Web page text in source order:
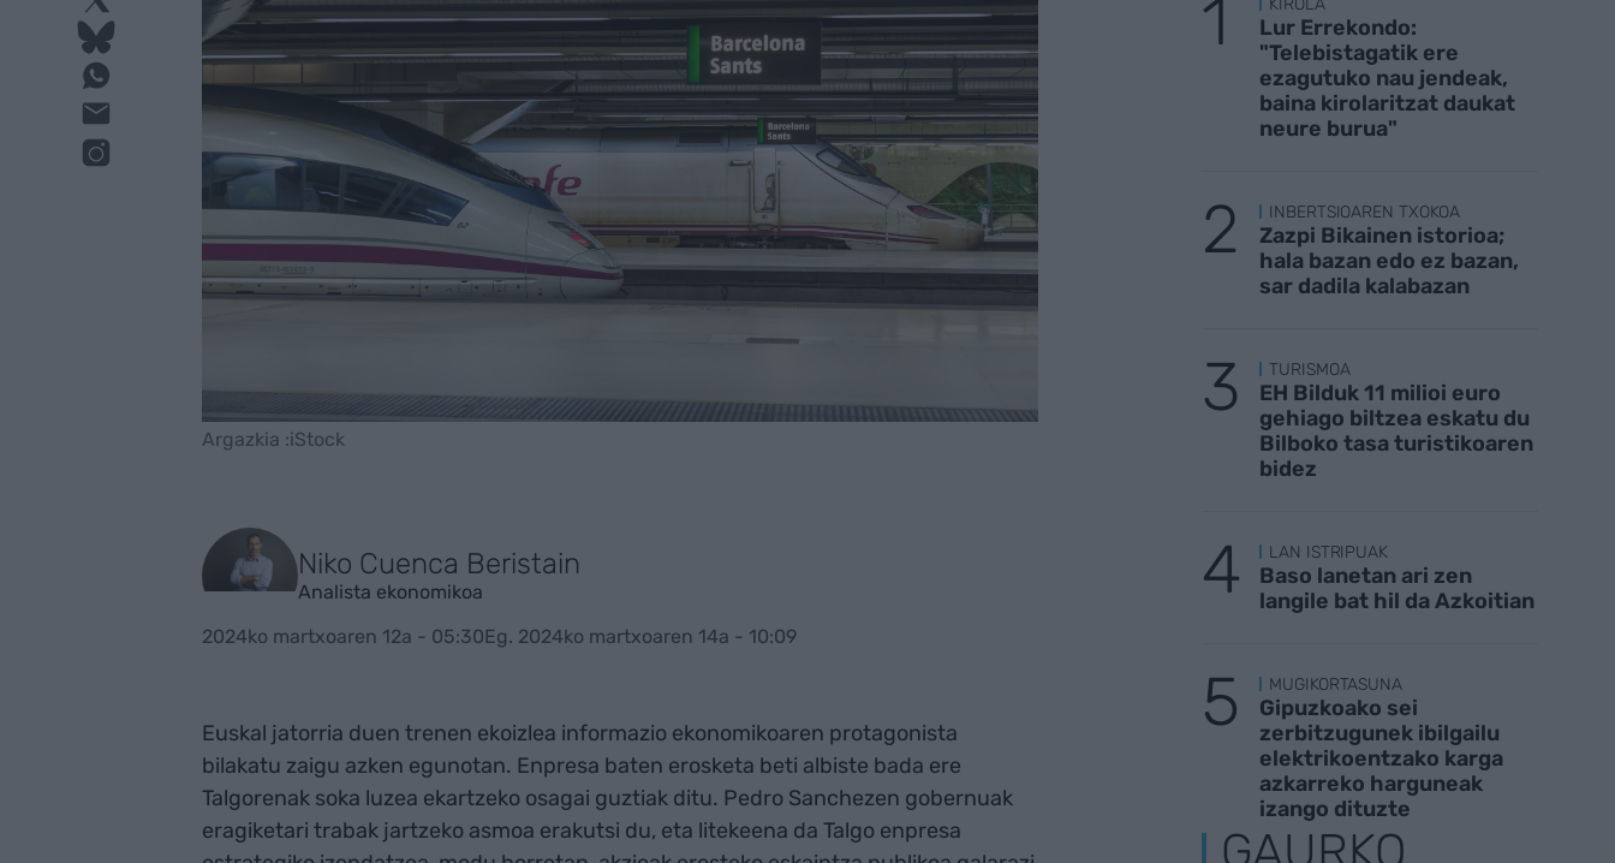
Argazkia :iStock
Niko Cuenca Beristain
Analista ekonomikoa
2024ko martxoaren 12a - 05:30Eg. 2024ko martxoaren 14a - 10:09
Euskal jatorria duen trenen ekoizlea informazio ekonomikoaren protagonista
bilakatu zaigu azken egunotan. Enpresa baten erosketa beti albiste bada ere
Talgorenak soka luzea ekartzeko osagai guztiak ditu. Pedro Sanchezen gobernuak
eragiketari trabak jartzeko asmoa erakutsi du, eta litekeena da Talgo enpresa
KIROLA
Lur Errekondo:
"Telebistagatik ere
ezagutuko nau jendeak,
baina kirolaritzat daukat
neure burua"
INBERTSIOAREN TXOKOA
Zazpi Bikainen istorioa;
hala bazan edo ez bazan,
sar dadila kalabazan
TURISMOA
EH Bilduk 11 milioi euro
gehiago biltzea eskatu du
Bilboko tasa turistikoaren
bidez
LAN ISTRIPUAK
Baso lanetan ari zen
langile bat hil da Azkoitian
MUGIKORTASUNA
Gipuzkoako sei
zerbitzugunek ibilgailu
elektrikoentzako karga
azkarreko harguneak
izango dituzte
GAURKO